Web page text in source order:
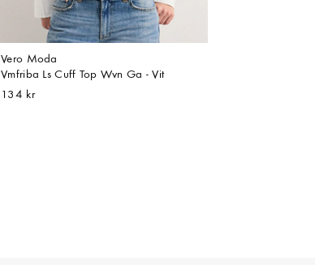
Vero Moda
Vmfriba Ls Cuff Top Wvn Ga - Vit
134 kr